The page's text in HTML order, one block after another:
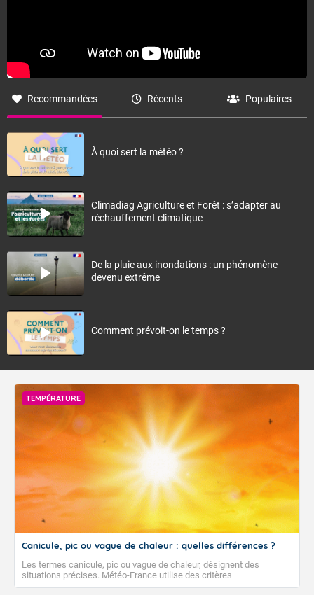
Recommandées Récents Populaires
À quoi sert la météo ?
Climadiag Agriculture et Forêt : s’adapter au
réchauffement climatique
De la pluie aux inondations : un phénomène
devenu extrême
Comment prévoit-on le temps ?
TEMPÉRATURE
Canicule, pic ou vague de chaleur : quelles différences ?
Les termes canicule, pic ou vague de chaleur, désignent des
situations précises. Météo-France utilise des critères
climatologiques pour évaluer et qualifier les épisodes de chaleur qui